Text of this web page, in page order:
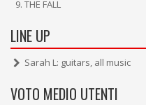
THE FALL
LINE UP
Sarah L: guitars, all music
VOTO MEDIO UTENTI